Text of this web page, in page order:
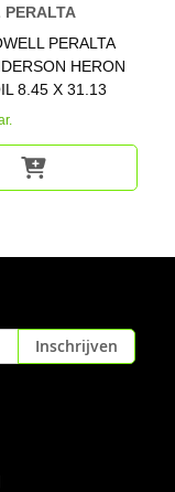
PERALTA
PERALTA
HERON
8.45 X 31.13
Inschrijven